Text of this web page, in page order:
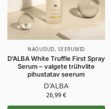
NÄOUDUD,SEERUMID
D’ALBA White Truffle First Spray
Serum – valgete trühvlite
pihustatav seerum
D'ALBA
26,99€